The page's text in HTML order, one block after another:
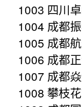
1003 四川
1004 成都
1005 成都
1006 成都
1007 成都
1008 攀枝